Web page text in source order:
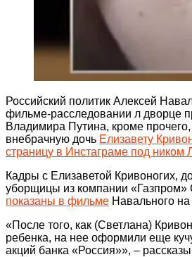
Российский политик Алексей
фильме-расследовании л дворце
Владимира Путина, кроме
внебрачную дочь Елизавету
страницу в Инстаграме под ником
Кадры с Елизаветой Кривоногих,
уборщицы из компании «Газпром»
показаны в фильме Навального
«После того, как (Светлана)
ребенка, на нее оформили еще
акций банка «Россия»», –